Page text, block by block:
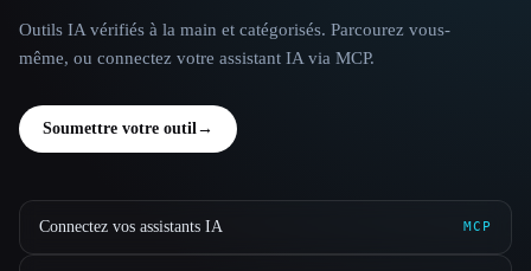
Outils IA vérifiés à la main et catégorisés. Parcourez vous-
même, ou connectez votre assistant IA via MCP.
Soumettre votre outil→
Connectez vos assistants IA MCP